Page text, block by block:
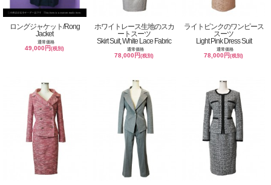
ロングジャケット/Rong
Jacket
通常価格
49,000円(税別)
ホワイトレース生地のスカ
ートスーツ
Skirt Suit, White Lace Fabric
通常価格
78,000円(税別)
ライトピンクのワンピース
スーツ
Light Pink Dress Suit
通常価格
78,000円(税別)